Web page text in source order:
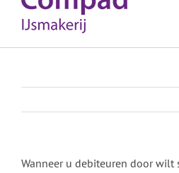
Wanneer u debiteuren door wilt